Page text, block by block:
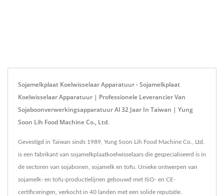
Sojamelkplaat Koelwisselaar Apparatuur - Sojamelkplaat
Koelwisselaar Apparatuur | Professionele Leverancier Van
Sojaboonverwerkingsapparatuur Al 32 Jaar In Taiwan | Yung
Soon Lih Food Machine Co., Ltd.
Gevestigd in Taiwan sinds 1989, Yung Soon Lih Food Machine Co., Ltd.
is een fabrikant van sojamelkplaatkoelwisselaars die gespecialiseerd is in
de sectoren van sojabonen, sojamelk en tofu. Unieke ontwerpen van
sojamelk- en tofu-productielijnen gebouwd met ISO- en CE-
certificeringen, verkocht in 40 landen met een solide reputatie.